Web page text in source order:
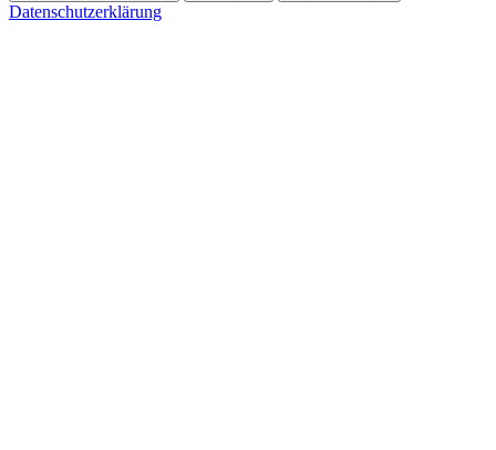
Datenschutzerklärung